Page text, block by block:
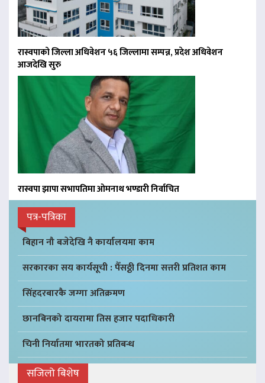
रास्वपाको जिल्ला अधिवेशन ५६ जिल्लामा सम्पन्न, प्रदेश अधिवेशन
आजदेखि सुरु
रास्वपा झापा सभापतिमा ओमनाथ भण्डारी निर्वाचित
पत्र-पत्रिका
बिहान नौ बजेदेखि नै कार्यालयमा काम
सरकारका सय कार्यसूची : पैँसठ्ठी दिनमा सत्तरी प्रतिशत काम
सिंहदरबारकै जग्गा अतिक्रमण
छानबिनको दायरामा तिस हजार पदाधिकारी
चिनी निर्यातमा भारतको प्रतिबन्ध
सजिलो बिशेष